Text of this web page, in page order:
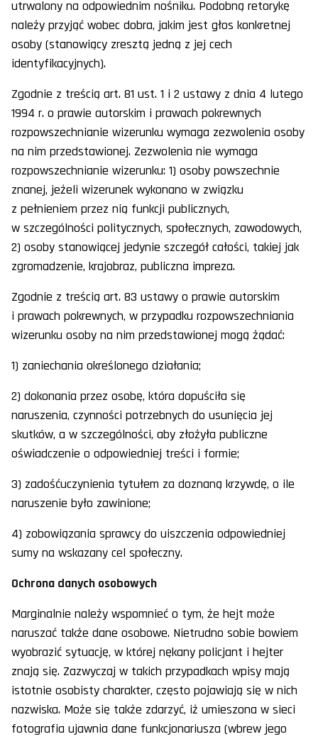
utrwalony na odpowiednim nośniku. Podobną retorykę
należy przyjąć wobec dobra, jakim jest głos konkretnej
osoby (stanowiący zresztą jedną z jej cech
identyfikacyjnych).
Zgodnie z treścią art. 81 ust. 1 i 2 ustawy z dnia 4 lutego
1994 r. o prawie autorskim i prawach pokrewnych
rozpowszechnianie wizerunku wymaga zezwolenia osoby
na nim przedstawionej. Zezwolenia nie wymaga
rozpowszechnianie wizerunku: 1) osoby powszechnie
znanej, jeżeli wizerunek wykonano w związku
z pełnieniem przez nią funkcji publicznych,
w szczególności politycznych, społecznych, zawodowych,
2) osoby stanowiącej jedynie szczegół całości, takiej jak
zgromadzenie, krajobraz, publiczna impreza.
Zgodnie z treścią art. 83 ustawy o prawie autorskim
i prawach pokrewnych, w przypadku rozpowszechniania
wizerunku osoby na nim przedstawionej mogą żądać:
1) zaniechania określonego działania;
2) dokonania przez osobę, która dopuściła się
naruszenia, czynności potrzebnych do usunięcia jej
skutków, a w szczególności, aby złożyła publiczne
oświadczenie o odpowiedniej treści i formie;
3) zadośćuczynienia tytułem za doznaną krzywdę, o ile
naruszenie było zawinione;
4) zobowiązania sprawcy do uiszczenia odpowiedniej
sumy na wskazany cel społeczny.
Ochrona danych osobowych
Marginalnie należy wspomnieć o tym, że hejt może
naruszać także dane osobowe. Nietrudno sobie bowiem
wyobrazić sytuację, w której nękany policjant i hejter
znają się. Zazwyczaj w takich przypadkach wpisy mają
istotnie osobisty charakter, często pojawiają się w nich
nazwiska. Może się także zdarzyć, iż umieszona w sieci
fotografia ujawnia dane funkcjonariusza (wbrew jego